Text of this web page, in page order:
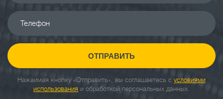
Телефон
ОТПРАВИТЬ
Нажаимая кнопку «Отправить», вы соглашаетесь с условиями
использования и обработкой персональных данных.